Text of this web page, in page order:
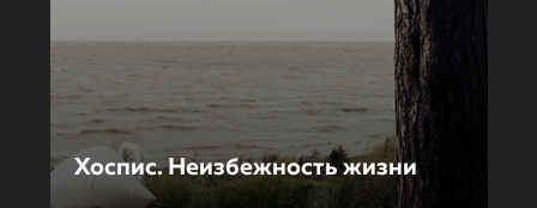
Хоспис. Неизбежность жизни